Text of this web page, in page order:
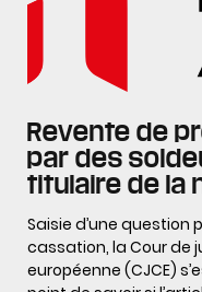
Revente de
par des
titulaire de la
Saisie d’une question
cassation, la Cour de
européenne (CJCE)